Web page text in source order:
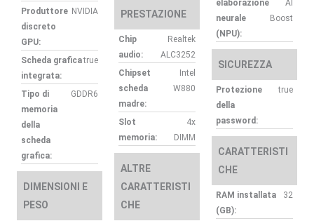
Produttore
discreto
GPU:
NVIDIA
Scheda grafica
integrata:
true
Tipo di
memoria
della
scheda
grafica:
GDDR6
DIMENSIONI E
PESO
PRESTAZIONE
Chip
audio:
Realtek
ALC3252
Chipset
scheda
madre:
Intel
W880
Slot
memoria:
4x
DIMM
ALTRE
CARATTERISTI
CHE
elaborazione
neurale
(NPU):
AI
Boost
SICUREZZA
Protezione
della
password:
true
CARATTERISTI
CHE
RAM installata
(GB):
32